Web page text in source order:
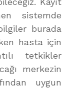
sistemde
burada
hasta için
tetkikler
merkezin
uygun